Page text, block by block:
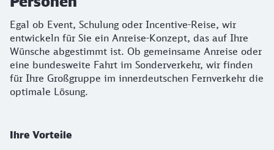
Egal ob Event, Schulung oder Incentive-Reise, wir
entwickeln für Sie ein Anreise-Konzept, das auf Ihre
Wünsche abgestimmt ist. Ob gemeinsame Anreise oder
eine bundesweite Fahrt im Sonderverkehr, wir finden
für Ihre Großgruppe im innerdeutschen Fernverkehr die
optimale Lösung.
Ihre Vorteile